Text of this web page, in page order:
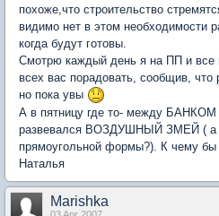
похоже,что строительство
видимо нет в этом необходимости
когда будут готовы.
Смотрю каждый день я на ПП и все
всех вас порадовать, сообщив,
но пока увы
А в пятницу где то- между БАНКОМ
развевался ВОЗДУШНЫЙ ЗМЕЙ ( а
прямоугольной формы?). К чему бы
Наталья
Marishka